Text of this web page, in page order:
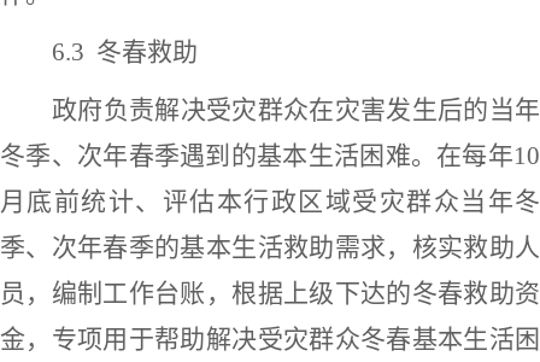
6.3 冬春救助
政府负责解决受灾群众在灾害发生后的当年
冬季、次年春季遇到的基本生活困难。 在每年10
月底前统计、评估本行政区域受灾群众当年冬
季、次年春季的基本生活救助需求，核实救助人
员，编制工作台账， 根据上级下达的冬春救助资
金，专项用于帮助解决受灾群众冬春基本生活困